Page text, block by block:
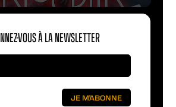
VOUS À LA NEWSLETTER